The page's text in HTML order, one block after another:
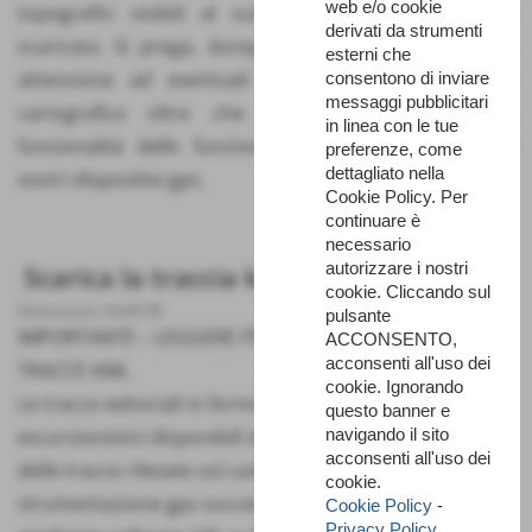
topografici visibili al suolo e la traccia vettoriale
scaricata. Si prega, dunque, di prestare la massima
attenzione ad eventuali errori di sovrapposizione
cartografica oltre che a verificare la corretta
funzionalità delle funzioni di geo-localizzazione dei
vostri dispositivi gps.
Scarica la traccia kml dell'itinerario
IMPORTANTE – LEGGERE PRIMA DI SCARICARE LE
Le tracce vettoriali in formato “kml” dei percorsi
escursionistici disponibili derivano dall’esportazione
delle tracce rilevate sul campo dai tecnici del Parco con
strumentazione gps successivamente rettificate
web e/o cookie
derivati da strumenti
esterni che
consentono di inviare
messaggi pubblicitari
in linea con le tue
preferenze, come
dettagliato nella
Cookie Policy. Per
continuare è
necessario
autorizzare i nostri
cookie. Cliccando sul
pulsante
ACCONSENTO,
acconsenti all'uso dei
cookie. Ignorando
questo banner e
navigando il sito
acconsenti all'uso dei
cookie.
Cookie Policy -